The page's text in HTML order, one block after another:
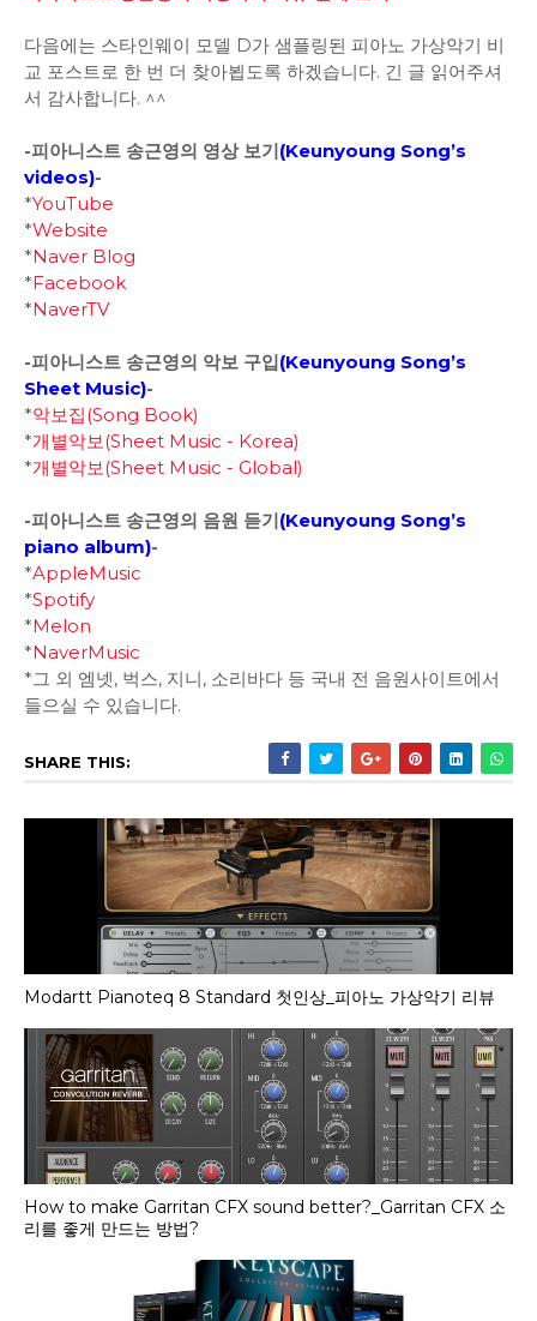
다음에는 스타인웨이 모델 D가 샘플링된 피아노 가상악기 비
교 포스트로 한 번 더 찾아뵙도록 하겠습니다. 긴 글 읽어주셔
서 감사합니다. ^^
-피아니스트 송근영의 영상 보기(Keunyoung Song’s
videos)-
*YouTube
*Website
*Naver Blog
*Facebook
*NaverTV
-피아니스트 송근영의 악보 구입(Keunyoung Song’s
Sheet Music)-
*악보집(Song Book)
*개별악보(Sheet Music - Korea)
*개별악보(Sheet Music - Global)
-피아니스트 송근영의 음원 듣기(Keunyoung Song’s
piano album)-
*AppleMusic
*Spotify
*Melon
*NaverMusic
*그 외 엠넷, 벅스, 지니, 소리바다 등 국내 전 음원사이트에서
들으실 수 있습니다.
SHARE THIS:
Modartt Pianoteq 8 Standard 첫인상_피아노 가상악기 리뷰
How to make Garritan CFX sound better?_Garritan CFX 소
리를 좋게 만드는 방법?